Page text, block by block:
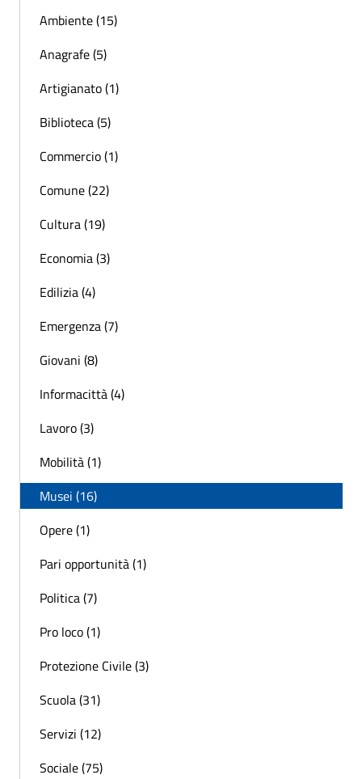
Ambiente (15)
Anagrafe (5)
Artigianato (1)
Biblioteca (5)
Commercio (1)
Comune (22)
Cultura (19)
Economia (3)
Edilizia (4)
Emergenza (7)
Giovani (8)
Informacittà (4)
Lavoro (3)
Mobilità (1)
Musei (16)
Opere (1)
Pari opportunità (1)
Politica (7)
Pro loco (1)
Protezione Civile (3)
Scuola (31)
Servizi (12)
Sociale (75)